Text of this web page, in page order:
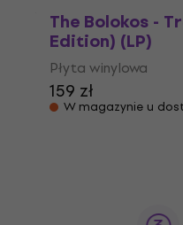
The Bolokos -
Edition) (LP)
Płyta winylowa
159 zł
W magazynie u